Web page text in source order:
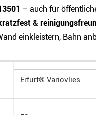
– auch für
&
einkleistern, Bahn